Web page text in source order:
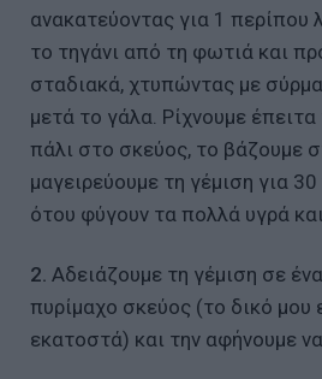
ανακατεύοντας για 1
το τηγάνι από τη φωτιά και
σταδιακά, χτυπώντας με
μετά το γάλα. Ρίχνουμε
πάλι στο σκεύος, το βάζουμε
μαγειρεύουμε τη γέμιση για
ότου φύγουν τα πολλά υγρά
2. Αδειάζουμε τη γέμιση σε
πυρίμαχο σκεύος (το δικό μου
εκατοστά) και την αφήνουμε να